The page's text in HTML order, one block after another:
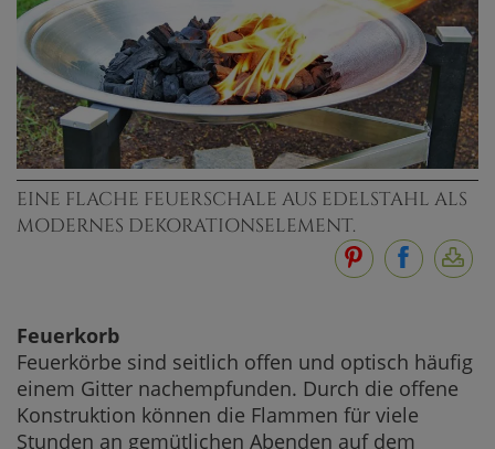
EINE FLACHE FEUERSCHALE AUS EDELSTAHL ALS
MODERNES DEKORATIONSELEMENT.
Feuerkorb
Feuerkörbe sind seitlich offen und optisch häufig
einem Gitter nachempfunden. Durch die offene
Konstruktion können die Flammen für viele
Stunden an gemütlichen Abenden auf dem